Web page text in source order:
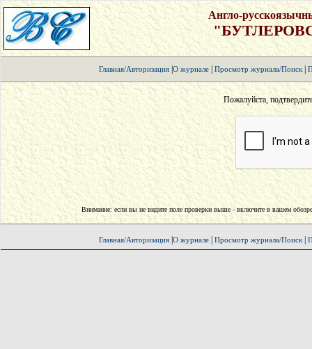
Англо-
Главная/Авторизация| О журнале| Просмотр журнала/Поиск|
Пожалуйста,
Внимание: если вы не видите поле проверки выше - включите в вашем
Главная/Авторизация| О журнале| Просмотр журнала/Поиск|